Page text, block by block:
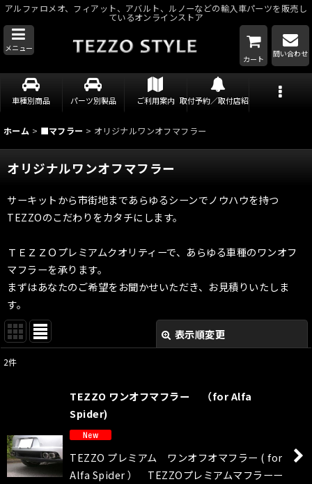
アルファロメオ、フィアット、アバルト、ルノーなどの輸入車パーツを販売し
ているオンラインストア
メニュー
カート
問い合わせ
車種別商品 パーツ別製品 ご利用案内 取付予約／取付店紹介
ホーム > ■マフラー > オリジナルワンオフマフラー
オリジナルワンオフマフラー
サーキットから市街地まであらゆるシーンでノウハウを持つ
TEZZOのこだわりをカタチにします。
ＴＥＺＺＯプレミアムクオリティーで、あらゆる車種のワンオフ
マフラーを承ります。
まずはあなたのご希望をお聞かせいただき、お見積りいたしま
す。
表示順変更
絞り込む
2件
TEZZO ワンオフマフラー （for Alfa
Spider)
TEZZO プレミアム ワンオフオマフラー ( for
Alfa Spider ） TEZZOプレミアムマフラーー